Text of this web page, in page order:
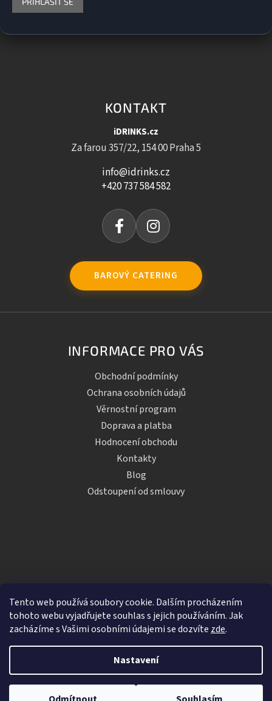
Tento web používá soubory cookie. Dalším procházením
tohoto webu vyjadřujete souhlas s jejich používáním. Jak
zacházíme s Vašimi osobními údajemi se dozvíte zde.
Nastavení
KONTAKT
iDRINKS.cz
Za farou 357/22, 154 00 Praha 5
info@idrinks.cz
+420 737 584 582
BAROVÝ CATERING
INFORMACE PRO VÁS
Obchodní podmínky
Ochrana osobních údajů
Věrnostní program
Doprava a platba
Hodnocení obchodu
Kontakty
Blog
Odstoupení od smlouvy
Vytvořil Shoptet
iDRINKS.cz. Všechna práva vyhrazena.